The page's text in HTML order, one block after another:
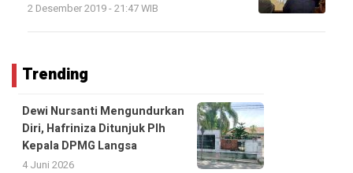
2 Desember 2019 - 21:47 WIB
Trending
Dewi Nursanti Mengundurkan
Diri, Hafriniza Ditunjuk Plh
Kepala DPMG Langsa
4 Juni 2026